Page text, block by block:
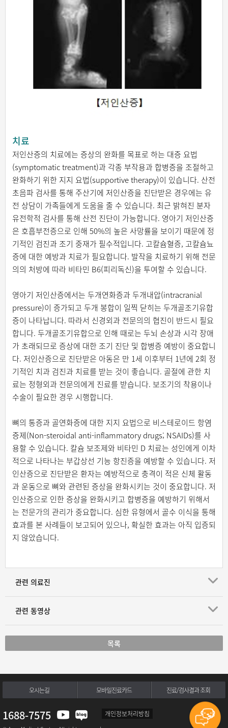
치료
저인산증의 치료에는 증상의 완화를 목표로 하는 대증 요법
(symptomatic treatment)과 각종 부작용과 합병증을 조절하고
완화하기 위한 지지 요법(supportive therapy)이 있습니다. 산전
초음파 검사를 통해 주산기에 저인산증을 진단받은 경우에는 유
전 상담이 가족들에게 도움을 줄 수 있습니다. 최근 밝혀진 분자
유전학적 검사를 통해 산전 진단이 가능합니다. 영아기 저인산증
은 호흡부전증으로 인해 50%의 높은 사망률을 보이기 때문에 정
기적인 검진과 조기 중재가 필수적입니다. 고칼슘혈증, 고칼슘뇨
증에 대한 예방과 치료가 필요합니다. 발작을 치료하기 위해 전문
의의 처방에 따라 비타민 B6(피리독신)을 투여할 수 있습니다.
영아기 저인산증에서는 두개연화증과 두개내압(intracranial
pressure)이 증가되고 두개 봉합이 일찍 닫히는 두개골조기유합
증이 나타납니다. 따라서 신경외과 전문의의 협진이 반드시 필요
합니다. 두개골조기유합으로 인해 때로는 두뇌 손상과 시각 장애
가 초래되므로 증상에 대한 조기 진단 및 합병증 예방이 중요합니
다. 저인산증으로 진단받은 아동은 만 1세 이후부터 1년에 2회 정
기적인 치과 검진과 치료를 받는 것이 좋습니다. 골절에 관한 치
료는 정형외과 전문의에게 진료를 받습니다. 보조기의 착용이나
수술이 필요한 경우 시행합니다.
뼈의 통증과 골연화증에 대한 지지 요법으로 비스테로이드 항염
증제(Non-steroidal anti-inflammatory drugs; NSAIDs)를 사
용할 수 있습니다. 칼슘 보조제와 비타민 D 치료는 성인에게 이차
적으로 나타나는 부갑상선 기능 항진증을 예방할 수 있습니다. 저
인산증으로 진단받은 환자는 예방적으로 충격이 적은 신체 활동
과 운동으로 뼈와 관련된 증상을 완화시키는 것이 중요합니다. 저
인산증으로 인한 증상을 완화시키고 합병증을 예방하기 위해서
는 전문가의 관리가 중요합니다. 심한 유형에서 골수 이식을 통해
효과를 본 사례들이 보고되어 있으나, 확실한 효과는 아직 입증되
지 않았습니다.
관련 의료진
관련 동영상
목록
오시는길 모바일진료카드 진료/검사결과 조회
1688-7575 개인정보처리방침